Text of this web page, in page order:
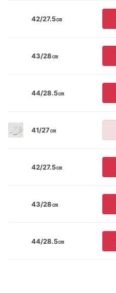
42/27.5㎝
43/28㎝
44/28.5㎝
41/27㎝
42/27.5㎝
43/28㎝
44/28.5㎝